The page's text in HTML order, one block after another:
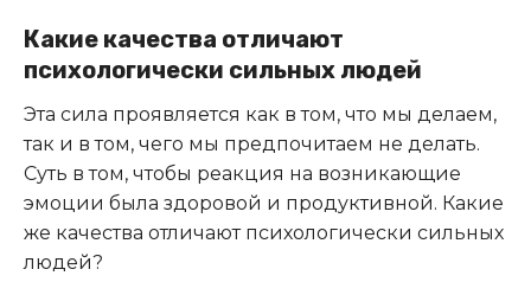
Какие качества отличают
психологически сильных людей
Эта сила проявляется как в том, что мы делаем,
так и в том, чего мы предпочитаем не делать.
Суть в том, чтобы реакция на возникающие
эмоции была здоровой и продуктивной. Какие
же качества отличают психологически сильных
людей?